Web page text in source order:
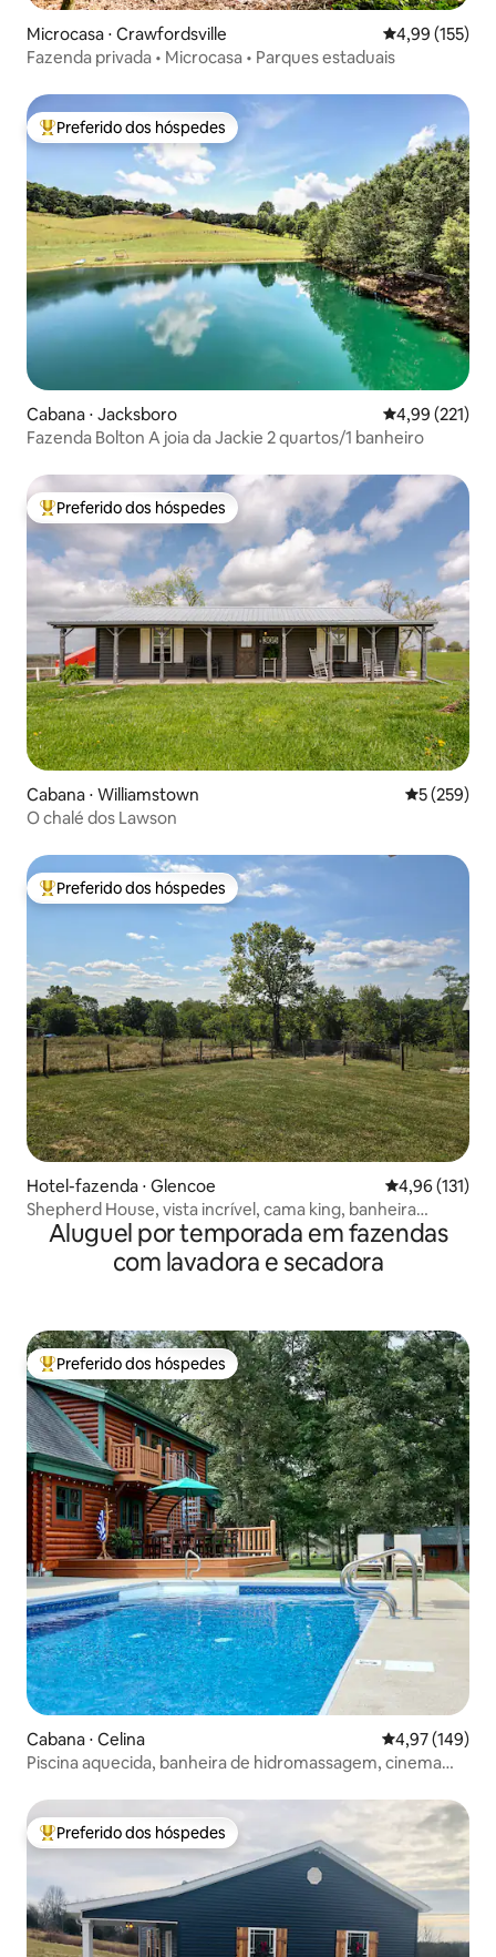
Microcasa ⋅ Crawfordsville 4,99 de uma
4,99 (155)
Fazenda privada • Microcasa • Parques estaduais
Entre os melhores preferidos dos hóspedes
Preferido dos hóspedes
Cabana ⋅ Jacksboro 4,99 de uma
4,99 (221)
Fazenda Bolton A joia da Jackie 2 quartos/1 banheiro
Entre os melhores preferidos dos hóspedes
Preferido dos hóspedes
Cabana ⋅ Williamstown 5 de uma
5 (259)
O chalé dos Lawson
Entre os melhores preferidos dos hóspedes
Preferido dos hóspedes
Hotel-fazenda ⋅ Glencoe 4,96 de uma
4,96 (131)
Shepherd House, vista incrível, cama king, banheira
luxuosa
Aluguel por temporada em fazendas
com lavadora e secadora
Entre os melhores preferidos dos hóspedes
Preferido dos hóspedes
Cabana ⋅ Celina 4,97 de uma
4,97 (149)
Piscina aquecida, banheira de hidromassagem, cinema
Entre os melhores preferidos dos hóspedes
Preferido dos hóspedes